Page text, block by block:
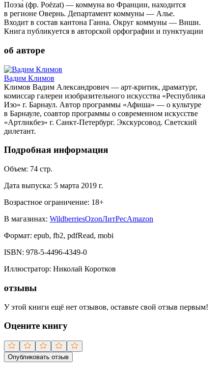
Поэза́ (фр. Poëzat) — коммуна во Франции, находится
в регионе Овернь. Департамент коммуны — Алье.
Входит в состав кантона Ганна. Округ коммуны — Виши.
Книга публикуется в авторской орфографии и пунктуации
об авторе
Вадим Климов
Климов Вадим Александрович — арт-критик, драматург,
комиссар галереи изобразительного искусства «Республика
Изо» г. Барнаул. Автор программы «Афиша» — о культуре
в Барнауле, соавтор программы о современном искусстве
«Артликбез» г. Санкт-Петербург. Экскурсовод. Светский
дилетант.
Подробная информация
Объем: 74 стр.
Дата выпуска: 5 марта 2019 г.
Возрастное ограничение: 18+
В магазинах: WildberriesOzonЛитРесAmazon
Формат: epub, fb2, pdfRead, mobi
ISBN: 978-5-4496-4349-0
Иллюстратор: Николай Коротков
отзывы
У этой книги ещё нет отзывов, оставьте свой отзыв первым!
Оцените книгу
Опубликовать отзыв